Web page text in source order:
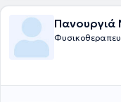
Πανουργιά